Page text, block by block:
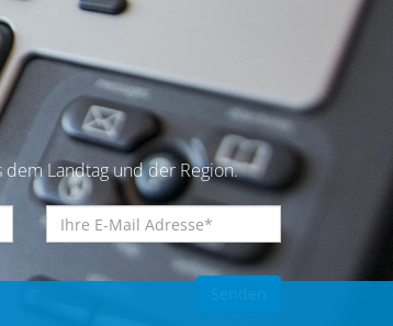
Landtag und der Region.